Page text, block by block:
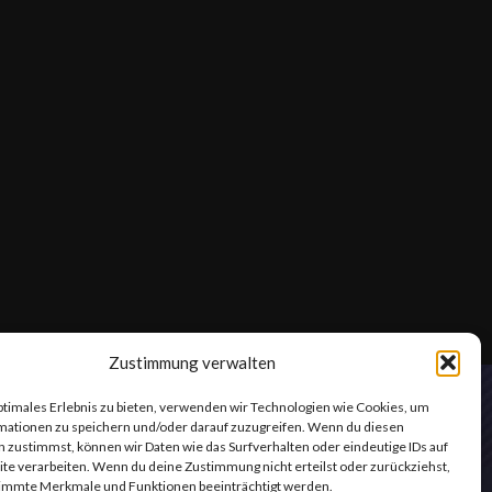
Zustimmung verwalten
Erlebnis zu bieten, verwenden wir Technologien wie Cookies, um
zu speichern und/oder darauf zuzugreifen. Wenn du diesen
zustimmst, können wir Daten wie das Surfverhalten oder eindeutige IDs auf
verarbeiten. Wenn du deine Zustimmung nicht erteilst oder zurückziehst,
Merkmale und Funktionen beeinträchtigt werden.
RECHTLICHES
AGB / Datenschutz
About us
Impressum